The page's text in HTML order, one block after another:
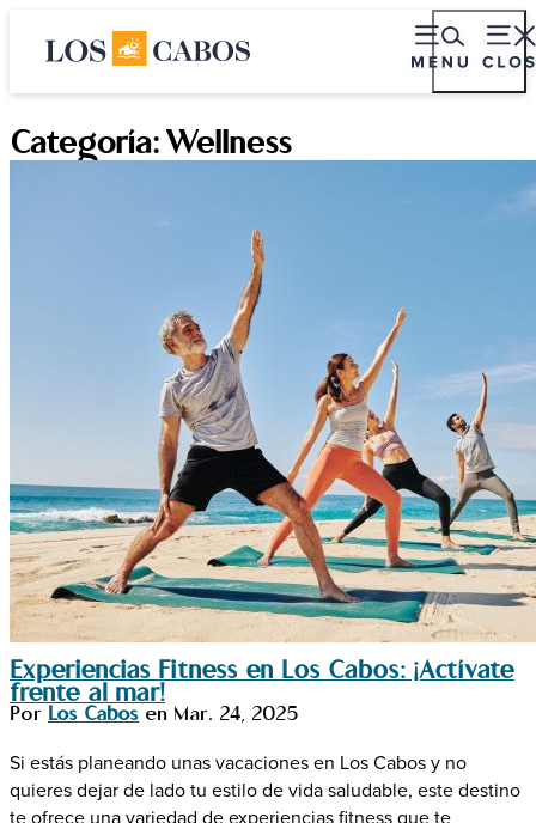
Categoría: Wellness
Experiencias Fitness en Los Cabos: ¡Actívate
frente al mar!
Por Los Cabos en Mar. 24, 2025
Si estás planeando unas vacaciones en Los Cabos y no
quieres dejar de lado tu estilo de vida saludable, este destino